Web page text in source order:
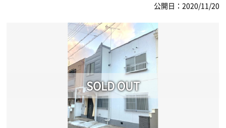
公開日：2020/11/20
SOLD OUT